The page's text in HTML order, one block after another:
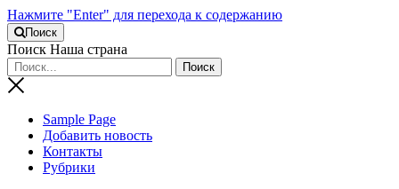
Нажмите "Enter" для перехода к содержанию
Поиск
Поиск Наша страна
Sample Page
Добавить новость
Контакты
Рубрики